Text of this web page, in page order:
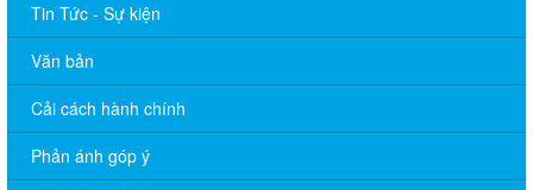
Tin Tức - Sự kiện
Văn bản
Cải cách hành chính
Phản ánh góp ý